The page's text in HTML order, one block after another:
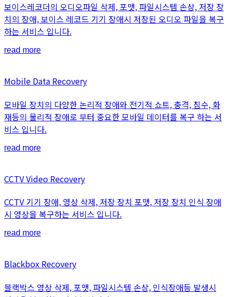
보이스레코더의 오디오파일 삭제, 포맷, 파일시스템 손상, 저장 장
치의 장애, 보이스 레코드 기기 장애시 저장된 오디오 파일을 복구
하는 서비스 입니다.
read more
Mobile Data Recovery
모바일 장치의 다양한 논리적 장애와 전기적 쇼트, 충격, 침수, 화
재등의 물리적 장애로 부터 중요한 모바일 데이터를 복구 하는 서
비스 입니다.
read more
CCTV Video Recovery
CCTV 기기 장애, 영상 삭제, 저장 장치 포맷, 저장 장치 인식 장애
시 영상을 복구하는 서비스 입니다.
read more
Blackbox Recovery
블랙박스 영상 삭제, 포맷, 파일시스템 손상, 인식장애등 발생시